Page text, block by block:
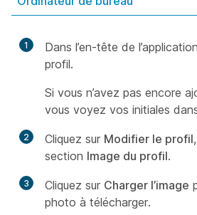
1
Dans l’en-tête de
profil.
Si vous n’avez pas encore
vous voyez vos initiales
2 Cliquez sur Modifier le profil
section Image du profil.
3 Cliquez sur Charger l’image
photo à télécharger.